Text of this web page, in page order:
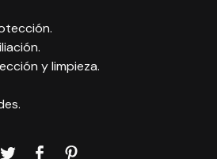
y limpieza.